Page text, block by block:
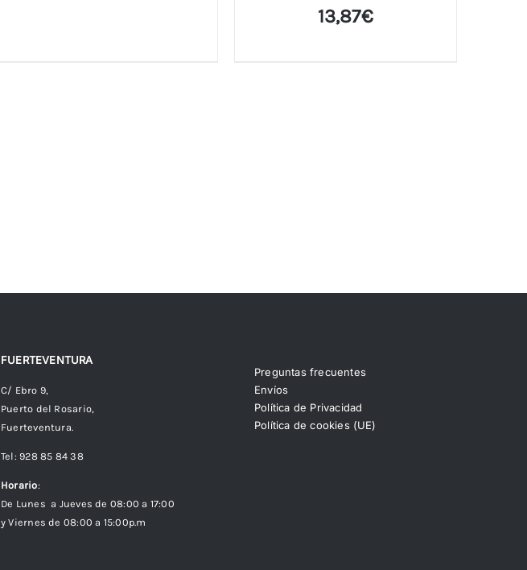
13,87€
FUERTEVENTURA
C/ Ebro 9,
Puerto del Rosario,
Fuerteventura.
Tel: 928 85 84 38
Horario:
De Lunes a Jueves de 08:00 a 17:00
y Viernes de 08:00 a 15:00p.m
Preguntas frecuentes
Envíos
Política de Privacidad
Política de cookies (UE)